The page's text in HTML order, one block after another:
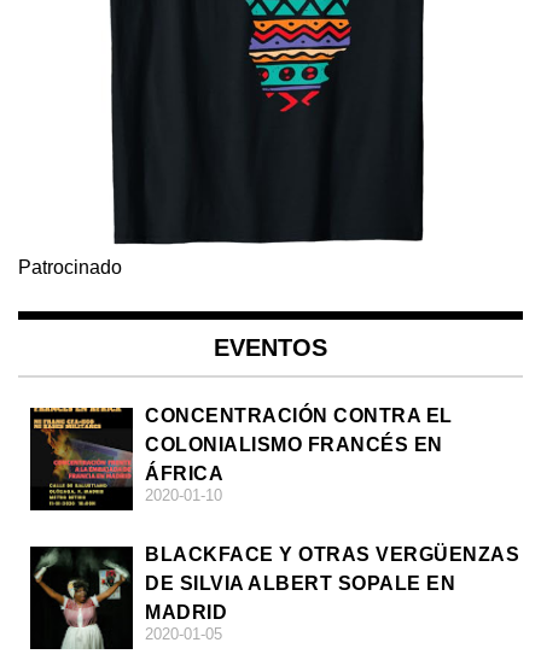
Patrocinado
EVENTOS
CONCENTRACIÓN CONTRA EL
COLONIALISMO FRANCÉS EN
ÁFRICA
2020-01-10
BLACKFACE Y OTRAS VERGÜENZAS
DE SILVIA ALBERT SOPALE EN
MADRID
2020-01-05